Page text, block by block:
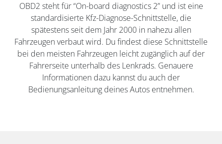
OBD2 steht für “On-board diagnostics 2” und ist eine
standardisierte Kfz-Diagnose-Schnittstelle, die
spätestens seit dem Jahr 2000 in nahezu allen
Fahrzeugen verbaut wird. Du findest diese Schnittstelle
bei den meisten Fahrzeugen leicht zugänglich auf der
Fahrerseite unterhalb des Lenkrads. Genauere
Informationen dazu kannst du auch der
Bedienungsanleitung deines Autos entnehmen.